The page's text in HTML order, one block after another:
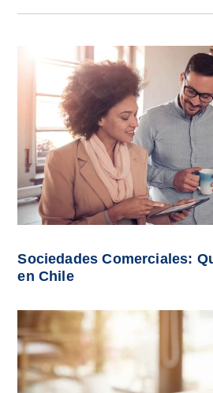
Sociedades Comerciales:
en Chile